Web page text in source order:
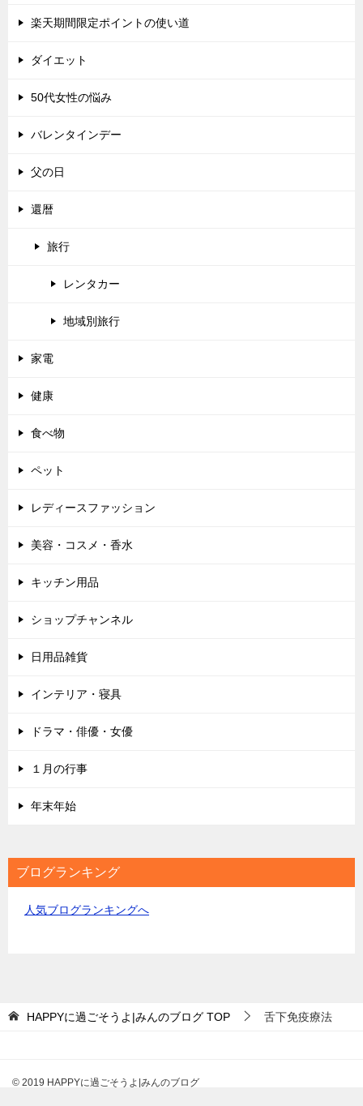
楽天期間限定ポイントの使い道
ダイエット
50代女性の悩み
バレンタインデー
父の日
還暦
旅行
レンタカー
地域別旅行
家電
健康
食べ物
ペット
レディースファッション
美容・コスメ・香水
キッチン用品
ショップチャンネル
日用品雑貨
インテリア・寝具
ドラマ・俳優・女優
１月の行事
年末年始
ブログランキング
人気ブログランキングへ
HAPPYに過ごそうよ|みんのブログ TOP 舌下免疫療法
© 2019 HAPPYに過ごそうよ|みんのブログ